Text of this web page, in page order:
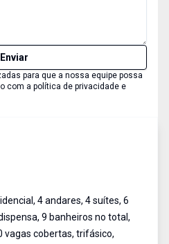
Enviar
para que a nossa equipe possa
com a política de privacidade e
4 andares, 4 suítes, 6
9 banheiros no total,
vagas cobertas, trifásico,